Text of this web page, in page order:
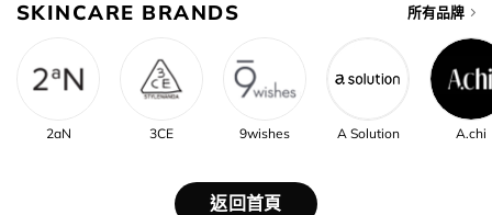
SKINCARE BRANDS 所有品牌
2aN 3CE 9wishes A Solution A.chi
返回首頁